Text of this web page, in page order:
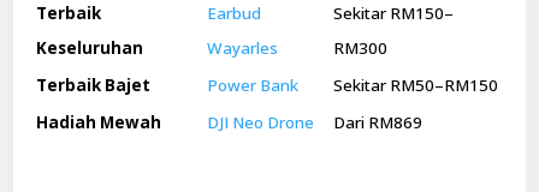
Terbaik
Keseluruhan
Earbud
Wayarles
Sekitar RM150–
RM300
Terbaik Bajet
Power Bank
Sekitar RM50–RM150
Hadiah Mewah
DJI Neo Drone Dari RM869